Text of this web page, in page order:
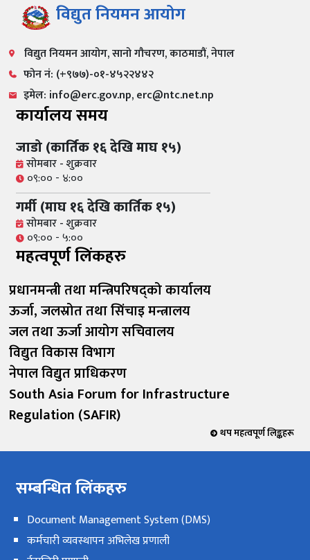
विद्युत नियमन आयोग
विद्युत नियमन आयोग, सानो गौचरण, काठमाडौं, नेपाल
फोन नं: (+९७७)-०१-४५२२४४२
इमेल: info@erc.gov.np, erc@ntc.net.np
कार्यालय समय
जाडो (कार्तिक १६ देखि माघ १५)
सोमबार - शुक्रवार
०९:०० - ४:००
गर्मी (माघ १६ देखि कार्तिक १५)
सोमबार - शुक्रवार
०९:०० - ५:००
महत्वपूर्ण लिंकहरु
प्रधानमन्त्री तथा मन्त्रिपरिषद्को कार्यालय
ऊर्जा, जलस्रोत तथा सिंचाइ मन्त्रालय
जल तथा ऊर्जा आयोग सचिवालय
विद्युत विकास विभाग
नेपाल विद्युत प्राधिकरण
South Asia Forum for Infrastructure
Regulation (SAFIR)
थप महत्वपूर्ण लिङ्कहरू
सम्बन्धित लिंकहरु
Document Management System (DMS)
कर्मचारी व्यवस्थापन अभिलेख प्रणाली